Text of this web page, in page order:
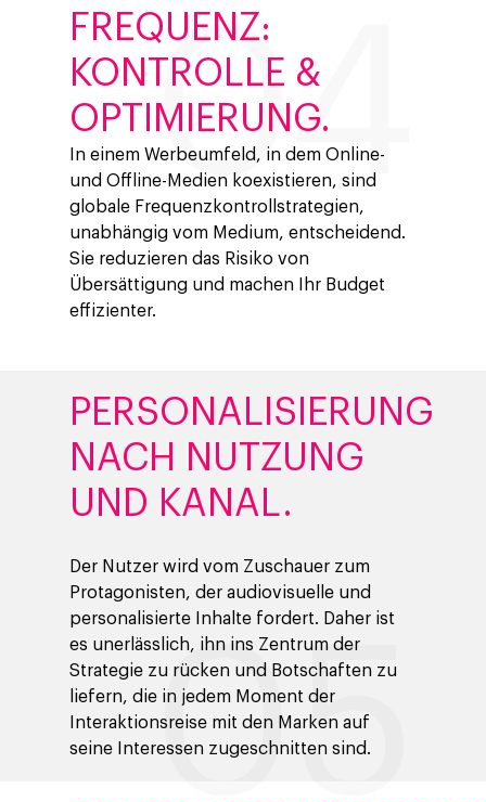
In einem Werbeumfeld, in dem Online-
und Offline-Medien koexistieren, sind
globale Frequenzkontrollstrategien,
unabhängig vom Medium, entscheidend.
Sie reduzieren das Risiko von
Übersättigung und machen Ihr Budget
effizienter.
FREQUENZ:
KONTROLLE &
OPTIMIERUNG.
PERSONALISIERUNG
NACH NUTZUNG
UND KANAL.
Der Nutzer wird vom Zuschauer zum
Protagonisten, der audiovisuelle und
personalisierte Inhalte fordert. Daher ist
es unerlässlich, ihn ins Zentrum der
Strategie zu rücken und Botschaften zu
liefern, die in jedem Moment der
Interaktionsreise mit den Marken auf
seine Interessen zugeschnitten sind.
Company
Investors
Über Making Science
Karriere
10. Jahrestag
Business
Agentic AI Marketing
ad-machina
The Tech Enabled
Digital Agency
Eigen Medien
KI, Daten &
Customers
Insights
Blogs
Kontakt